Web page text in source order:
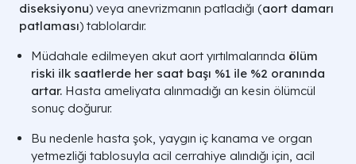
diseksiyonu) veya anevrizmanın patladığı (aort damarı
patlaması) tablolardır.
Müdahale edilmeyen akut aort yırtılmalarında ölüm
riski ilk saatlerde her saat başı %1 ile %2 oranında
artar. Hasta ameliyata alınmadığı an kesin ölümcül
sonuç doğurur.
Bu nedenle hasta şok, yaygın iç kanama ve organ
yetmezliği tablosuyla acil cerrahiye alındığı için, acil